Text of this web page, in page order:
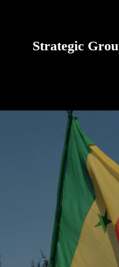
Strategic